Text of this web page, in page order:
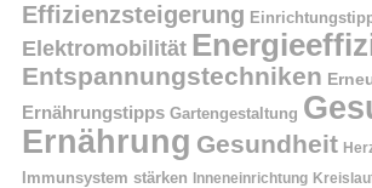
Effizienzsteigerung
Elektromobilität
Entspannungstechniken
Ernährungstipps Gartengestaltung
Ernährung Gesundheit
Immunsystem stärken Inneneinrichtung